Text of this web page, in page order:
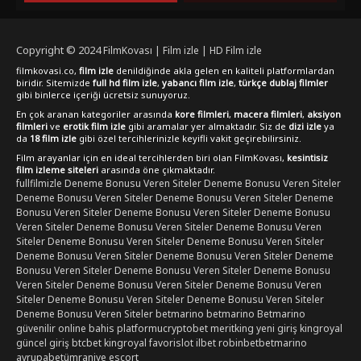
Copyright © 2024FilmKovası | Film izle | HD Film izle
filmkovasi.co, film izle denildiğinde akla gelen en kaliteli platformlardan
biridir. Sitemizde full hd film izle, yabancı film izle, türkçe dublaj filmler
gibi binlerce içeriği ücretsiz sunuyoruz.
En çok aranan kategoriler arasında kore filmleri, macera filmleri, aksiyon
filmleri ve erotik film izle gibi aramalar yer almaktadır. Siz de dizi izle ya
da 18 film izle gibi özel tercihlerinizle keyifli vakit geçirebilirsiniz.
Film arayanlar için en ideal tercihlerden biri olan FilmKovası, kesintisiz
film izleme siteleri arasında öne çıkmaktadır.
fullfilmizle Deneme Bonusu Veren SitelerDeneme Bonusu Veren Siteler
Deneme Bonusu Veren SitelerDeneme Bonusu Veren SitelerDeneme
Bonusu Veren SitelerDeneme Bonusu Veren SitelerDeneme Bonusu
Veren SitelerDeneme Bonusu Veren SitelerDeneme Bonusu Veren
SitelerDeneme Bonusu Veren SitelerDeneme Bonusu Veren Siteler
Deneme Bonusu Veren SitelerDeneme Bonusu Veren SitelerDeneme
Bonusu Veren SitelerDeneme Bonusu Veren SitelerDeneme Bonusu
Veren SitelerDeneme Bonusu Veren SitelerDeneme Bonusu Veren
SitelerDeneme Bonusu Veren SitelerDeneme Bonusu Veren Siteler
Deneme Bonusu Veren Sitelerbetmarino betmarino Betmarino
güvenilir online bahis platformucryptobetmeritking yeni girişkingroyal
güncel girişbtcbetkingroyal favorislotilbetrobinbetbetmarino
avrupabetümraniye escort